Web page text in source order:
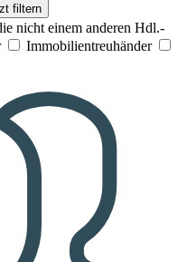
filtern
nicht einem anderen Hdl.-
Immobilientreuhänder